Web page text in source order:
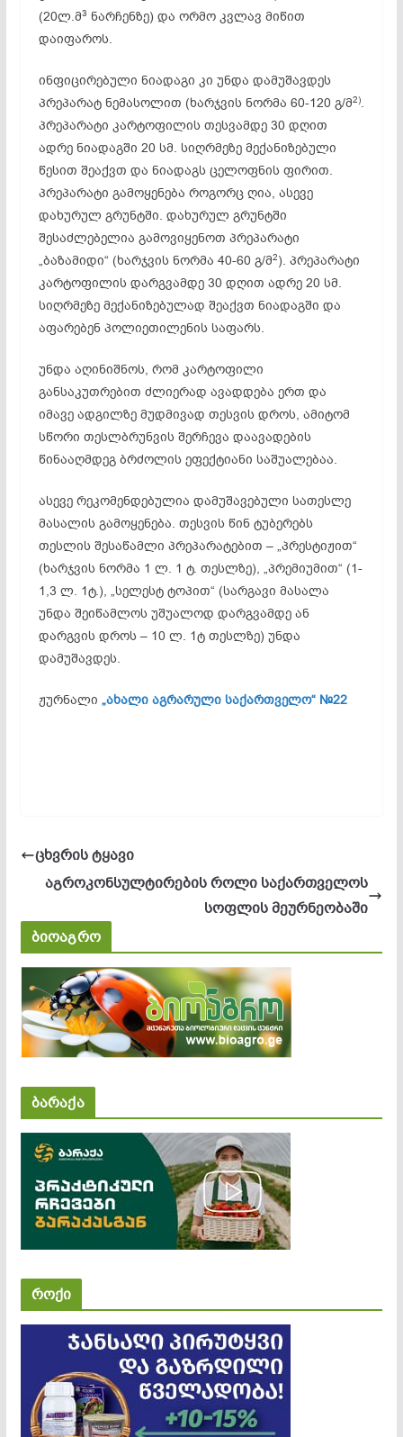
(20ლ.მ3 ნარჩენზე) და ორმო კვლავ მიწით
დაიფაროს.
ინფიცირებული ნიადაგი კი უნდა დამუშავდეს
პრეპარატ ნემასოლით (ხარჯვის ნორმა 60-120 გ/მ2).
პრეპარატი კარტოფილის თესვამდე 30 დღით
ადრე ნიადაგში 20 სმ. სიღრმეზე მექანიზებული
წესით შეაქვთ და ნიადაგს ცელოფნის ფირით.
პრეპარატი გამოყენება როგორც ღია, ასევე
დახურულ გრუნტში. დახურულ გრუნტში
შესაძლებელია გამოვიყენოთ პრეპარატი
„ბაზამიდი“ (ხარჯვის ნორმა 40-60 გ/მ2). პრეპარატი
კარტოფილის დარგვამდე 30 დღით ადრე 20 სმ.
სიღრმეზე მექანიზებულად შეაქვთ ნიადაგში და
აფარებენ პოლიეთილენის საფარს.
უნდა აღინიშნოს, რომ კარტოფილი
განსაკუთრებით ძლიერად ავადდება ერთ და
იმავე ადგილზე მუდმივად თესვის დროს, ამიტომ
სწორი თესლბრუნვის შერჩევა დაავადების
წინააღმდეგ ბრძოლის ეფექტიანი საშუალებაა.
ასევე რეკომენდებულია დამუშავებული სათესლე
მასალის გამოყენება. თესვის წინ ტუბერებს
თესლის შესაწამლი პრეპარატებით – „პრესტიჟით“
(ხარჯვის ნორმა 1 ლ. 1 ტ. თესლზე), „პრემიუმით“ (1-
1,3 ლ. 1ტ.), „სელესტ ტოპით“ (სარგავი მასალა
უნდა შეიწამლოს უშუალოდ დარგვამდე ან
დარგვის დროს – 10 ლ. 1ტ თესლზე) უნდა
დამუშავდეს.
ჟურნალი „ახალი აგრარული საქართველო“ №22
ცხვრის ტყავი
აგროკონსულტირების როლი საქართველოს
სოფლის მეურნეობაში
ბიოაგრო
ბარაქა
როქი